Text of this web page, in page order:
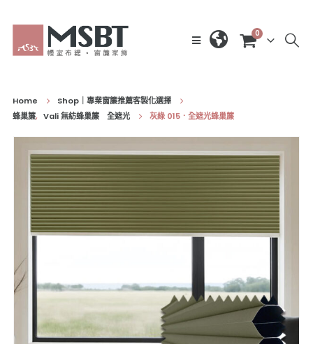
0
Home
Shop｜專業窗簾推薦客製化選擇
蜂巢簾, Vali 無紡蜂巢簾 全遮光 灰綠 015．全遮光蜂巢簾